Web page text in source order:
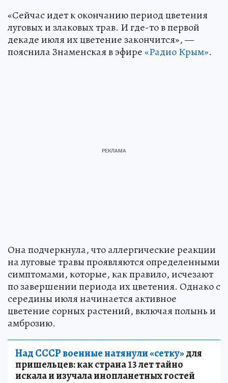
«Сейчас идет к окончанию период цветения
луговых и злаковых трав. И где-то в первой
декаде июля их цветение закончится», —
пояснила Знаменская в эфире«Радио Крым».
Она подчеркнула, что аллергические реакции
на луговые травы проявляются определенными
симптомами, которые, как правило, исчезают
по завершении периода их цветения. Однако с
середины июля начинается активное
цветение сорных растений, включая полынь и
амброзию.
Над СССР военные натянули «сетку»для
пришельцев: как страна 13 лет тайно
искала и изучала инопланетных гостей